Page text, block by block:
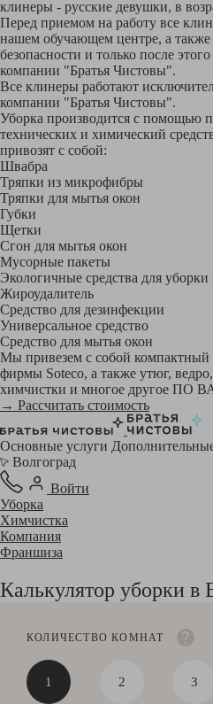
клинеры - русские девушки, в
Перед приемом на работу все
нашем обучающем центре, а также
безопасности и только после
компании "Братья Чистовы".
Все клинеры работают
компании "Братья Чистовы".
Уборка производится с помощью
технических и химический
привозят с собой:
Швабра
Тряпки из микрофибры
Тряпки для мытья окон
Губки
Щетки
Сгон для мытья окон
Мусорные пакеты
Экологичные средства для
Жироудалитель
Средство для дезинфекции
Универсальное средство
Средство для мытья окон
Мы привезем с собой
фирмы Soteco, а также утюг,
химчистки и многое другое
→ Рассчитать стоимость
Основные услуги
Волгоград
Войти
Уборка
Химчистка
Компания
Франшиза
Калькулятор уборки в
КОЛИЧЕСТВО КОМНАТ
1 2 3